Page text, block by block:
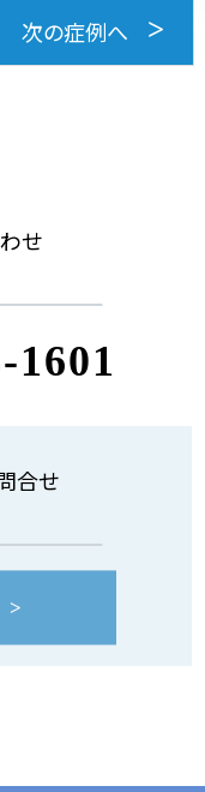
次の症例へ
せ
1601
合せ